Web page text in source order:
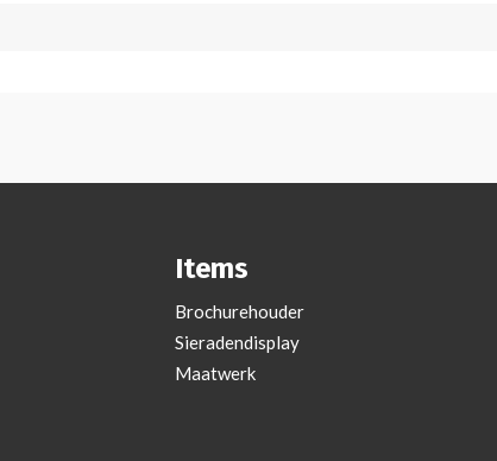
Items
Brochurehouder
Sieradendisplay
Maatwerk